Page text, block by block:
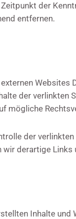
der
entfernen.
Websites
der
mögliche
der
derartige Links
Inhalte